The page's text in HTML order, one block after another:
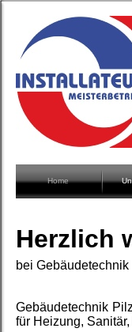
Home
Herzlich
bei
Gebäudetechnik
für Heizung,